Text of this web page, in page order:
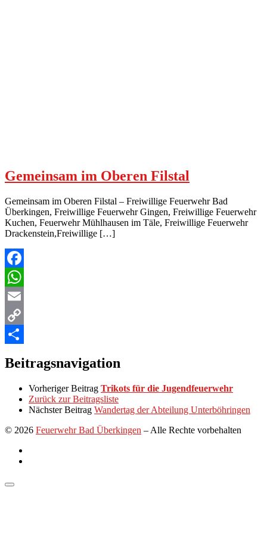
Gemeinsam im Oberen Filstal
Gemeinsam im Oberen Filstal – Freiwillige Feuerwehr Bad
Überkingen, Freiwillige Feuerwehr Gingen, Freiwillige Feuerwehr
Kuchen, Feuerwehr Mühlhausen im Täle, Freiwillige Feuerwehr
Drackenstein,Freiwillige […]
Facebook
WhatsApp
Email
Copy
Beitragsnavigation
Vorheriger Beitrag Trikots für die Jugendfeuerwehr
Zurück zur Beitragsliste
Nächster Beitrag Wandertag der Abteilung Unterböhringen
© 2026 Feuerwehr Bad Überkingen – Alle Rechte vorbehalten